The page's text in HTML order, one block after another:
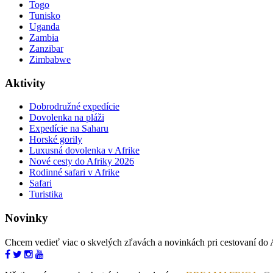
Togo
Tunisko
Uganda
Zambia
Zanzibar
Zimbabwe
Aktivity
Dobrodružné expedície
Dovolenka na pláži
Expedície na Saharu
Horské gorily
Luxusná dovolenka v Afrike
Nové cesty do Afriky 2026
Rodinné safari v Afrike
Safari
Turistika
Novinky
Chcem vedieť viac o skvelých zľavách a novinkách pri cestovaní do